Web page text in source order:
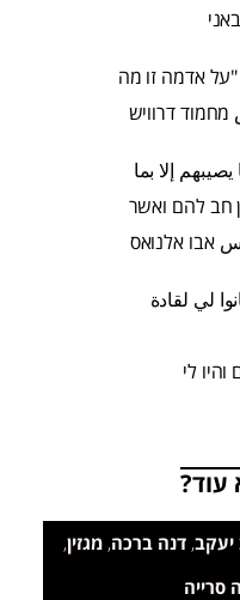
אדמה זו מה
דרוויש
إلا بما
חב להם ואשר
אבו אלנואס
لي لقادة
לי
עוד?
יעקב,דנה ברכה,מגזין,
סרייה